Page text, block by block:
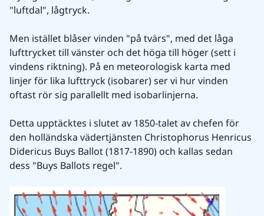
"luftdal", lågtryck.
Men istället blåser vinden "på tvärs", med det låga
lufttrycket till vänster och det höga till höger (sett i
vindens riktning). På en meteorologisk karta med
linjer för lika lufttryck (isobarer) ser vi hur vinden
oftast rör sig parallellt med isobarlinjerna.
Detta upptäcktes i slutet av 1850-talet av chefen för
den holländska vädertjänsten Christophorus Henricus
Didericus Buys Ballot (1817-1890) och kallas sedan
dess "Buys Ballots regel".